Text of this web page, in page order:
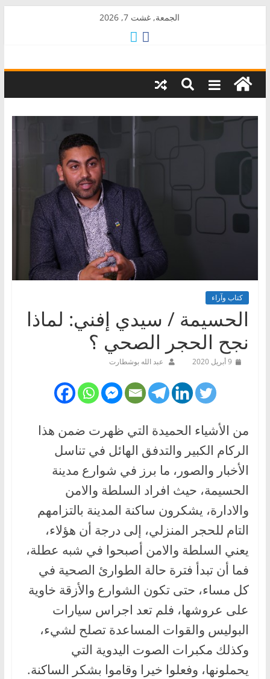
الجمعة, غشت 7, 2026
AkalPress
منبر
المغرب
كتاب وآراء
الحسيمة / سيدي إفني: لماذا
نجح الحجر الصحي ؟
9 أبريل 2020 عبد الله بوشطارت
من الأشياء الحميدة التي ظهرت ضمن هذا
الركام الكبير والتدفق الهائل في تناسل
الأخبار والصور، ما برز في شوارع مدينة
الحسيمة، حيث افراد السلطة والامن
والادارة، يشكرون ساكنة المدينة بالتزامهم
التام للحجر المنزلي، إلى درجة أن هؤلاء،
يعني السلطة والامن أصبحوا في شبه عطلة،
فما أن تبدأ فترة حالة الطوارئ الصحية في
كل مساء، حتى تكون الشوارع والأزقة خاوية
على عروشها، فلم تعد اجراس سيارات
البوليس والقوات المساعدة تصلح لشيء،
وكذلك مكبرات الصوت اليدوية التي
يحملونها، وفعلوا خيرا وقاموا بشكر الساكنة.